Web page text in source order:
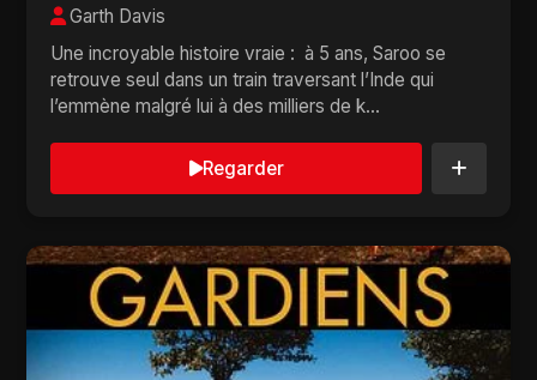
Garth Davis
Une incroyable histoire vraie : à 5 ans, Saroo se
retrouve seul dans un train traversant l’Inde qui
l’emmène malgré lui à des milliers de k...
Regarder